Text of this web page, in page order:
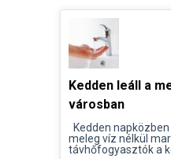
Kedden leáll a
városban
Kedden
meleg víz nélkül
távhőfogyasztók a